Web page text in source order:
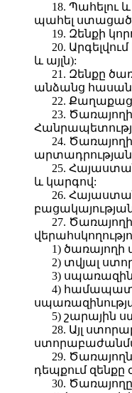
18. Պահելու
պահել ստացած
19. Զենքի
20.
և այլն):
21. Զենքը
անձանց
22.
23.
24.
25.
և կարգով:
26.
27.
1) ծառայողի
2) տվյալ
3)
4)
5) շարային
28. Այլ
29.
դեպքում
30.